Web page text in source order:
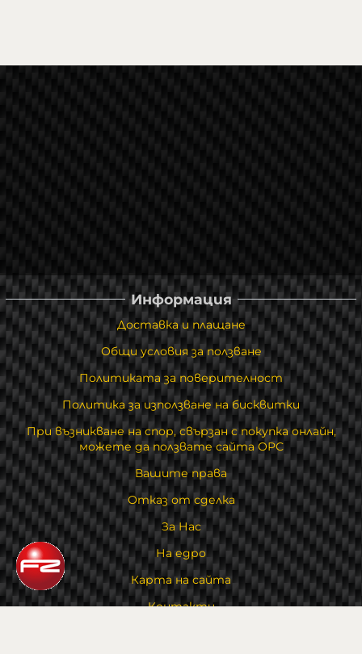
Информация
Доставка и плащане
Общи условия за ползване
Политиката за поверителност
Политика за използване на бисквитки
При възникване на спор, свързан с покупка онлайн,
можете да ползвате сайта ОРС
Вашите права
Отказ от сделка
За Нас
На едро
Карта на сайта
Контакти